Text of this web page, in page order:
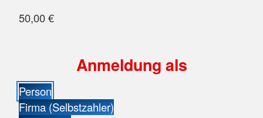
50,00 €
Anmeldung als
Person
Firma (Selbstzahler)